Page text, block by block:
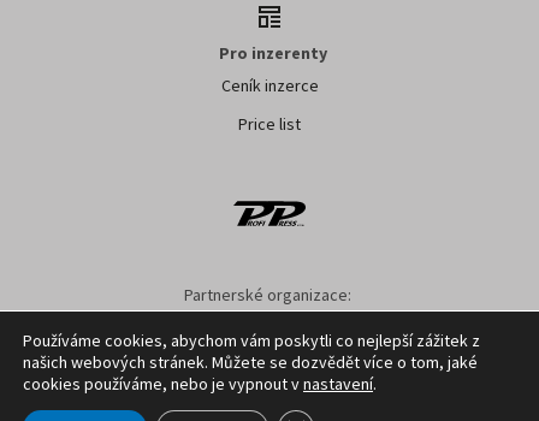
Pro inzerenty
Ceník inzerce
Price list
Partnerské organizace:
Nastavení cookies GDPR Facebook Kontakt
Používáme cookies, abychom vám poskytli co nejlepší zážitek z
našich webových stránek. Můžete se dozvědět více o tom, jaké
cookies používáme, nebo je vypnout vnastavení.